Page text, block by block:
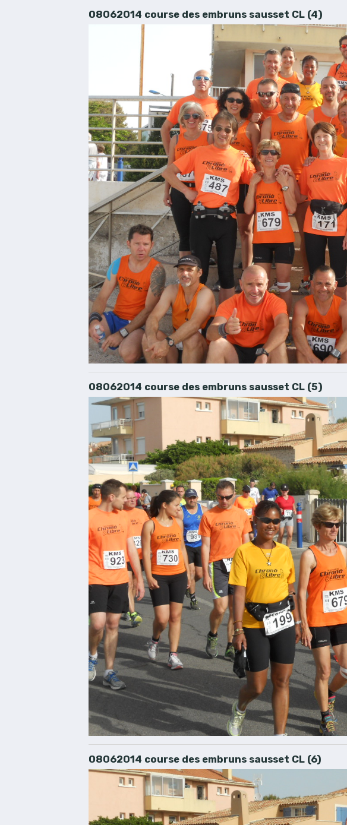
08062014 course des embruns sausset CL (4)
08062014 course des embruns sausset CL (5)
08062014 course des embruns sausset CL (6)